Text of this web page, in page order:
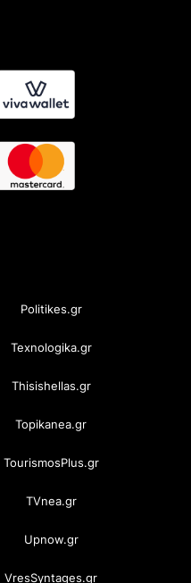
Politikes.gr
Texnologika.gr
Thisishellas.gr
Topikanea.gr
TourismosPlus.gr
TVnea.gr
Upnow.gr
VresSyntages.gr